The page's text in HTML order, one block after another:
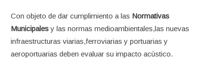
Con objeto de dar cumplimiento a las Normativas
Municipalesy las normas medioambientales,las nuevas
infraestructuras viarias,ferroviarias y portuarias y
aeroportuarias deben evaluar su impacto acùstico.